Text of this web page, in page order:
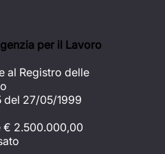
per il Lavoro
al Registro delle
del 27/05/1999
€ 2.500.000,00